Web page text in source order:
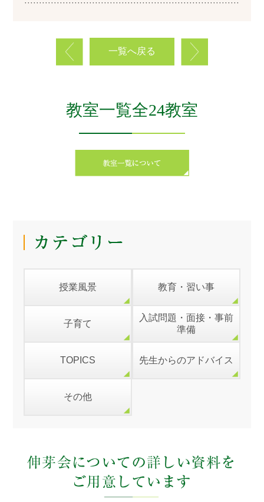
一覧へ戻る
教室一覧全24教室
授業風景 教育・習い事
子育て
入試問題・面接・事前
準備
TOPICS 先生からのアドバイス
その他